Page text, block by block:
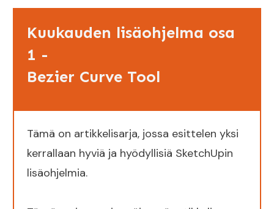
Kuukauden lisäohjelma osa
1 -
Bezier Curve Tool
Tämä on artikkelisarja, jossa esittelen yksi
kerrallaan hyviä ja hyödyllisiä SketchUpin
lisäohjelmia.